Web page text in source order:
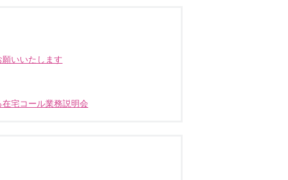
いいたします
宅コール業務説明会